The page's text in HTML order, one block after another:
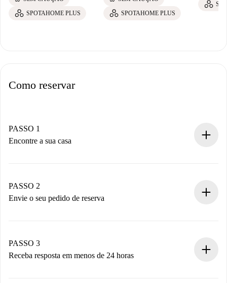
SPOTAHOME PLUS
SPOTAHOME PLUS
Como reservar
PASSO 1
Encontre a sua casa
Você tem todas as informações necessárias
antecipadamente.
PASSO 2
Envie o seu pedido de reserva
Não cobramos nada até que o proprietário confirme.
PASSO 3
Receba resposta em menos de 24 horas